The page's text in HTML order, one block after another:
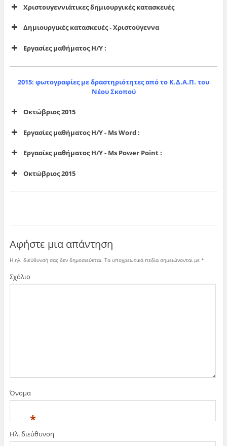
DSC_0651
Χριστουγεννιάτικες δημιουργικές κατασκευές
Δημιουργικές κατασκευές - Χριστούγεννα
Εργασίες μαθήματος Η/Υ :
2015: φωτογραφίες με δραστηριότητες από το Κ.Δ.Α.Π. του
Νέου Σκοπού
Οκτώβριος 2015
Εργασίες μαθήματος Η/Υ - Ms Word :
Εργασίες μαθήματος Η/Υ - Ms Power Point :
Οκτώβριος 2015
Αφήστε μια απάντηση
Η ηλ. διεύθυνσή σας δεν δημοσιεύεται. Τα υποχρεωτικά πεδία σημειώνονται με *
Σχόλιο
Όνομα
*
Ηλ. διεύθυνση